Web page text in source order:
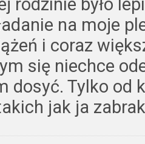
na moje
i coraz
się niechce
dosyć. Tylko od
jak ja